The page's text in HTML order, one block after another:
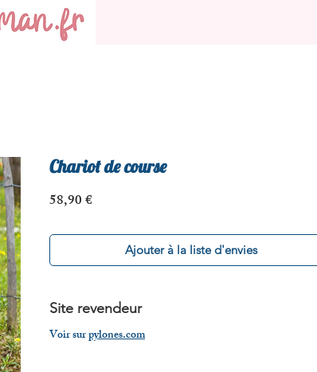
Chariot de course
58,90 €
Ajouter à la liste d'envies
Site revendeur
Voir surpylones.com